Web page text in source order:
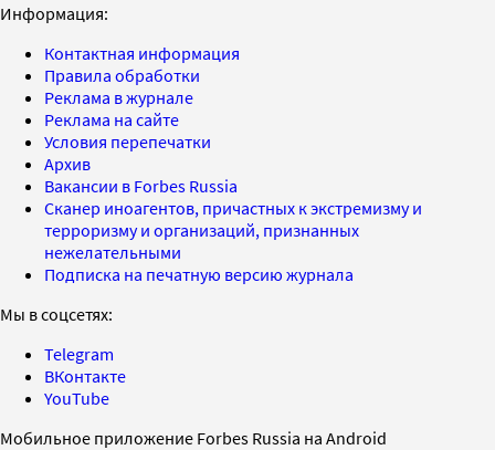
Информация:
Контактная информация
Правила обработки
Реклама в журнале
Реклама на сайте
Условия перепечатки
Архив
Вакансии в Forbes Russia
Сканер иноагентов, причастных к экстремизму и
терроризму и организаций, признанных
нежелательными
Подписка на печатную версию журнала
Мы в соцсетях:
Telegram
ВКонтакте
YouTube
Мобильное приложение Forbes Russia на Android